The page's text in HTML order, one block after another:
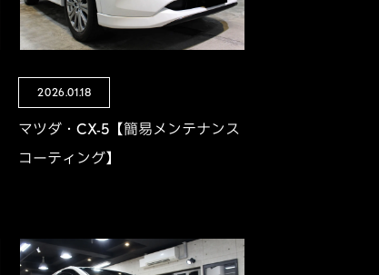
2026.01.18
マツダ・CX-5【簡易メンテナンス
コーティング】